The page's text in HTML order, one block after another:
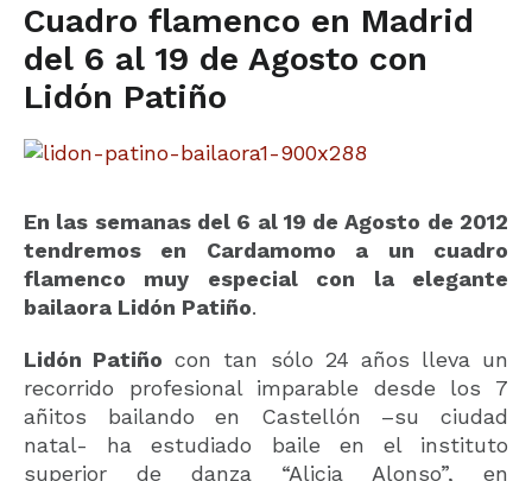
Cuadro flamenco en Madrid
del 6 al 19 de Agosto con
Lidón Patiño
En las semanas del 6 al 19 de Agosto de 2012
tendremos en Cardamomo a un cuadro
flamenco muy especial con la elegante
bailaora Lidón Patiño.
Lidón Patiño con tan sólo 24 años lleva un
recorrido profesional imparable desde los 7
añitos bailando en Castellón –su ciudad
natal- ha estudiado baile en el instituto
superior de danza “Alicia Alonso”, en